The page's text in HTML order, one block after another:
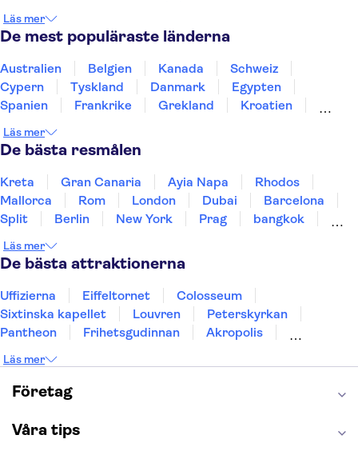
Läs mer
De mest populäraste länderna
Australien Belgien Kanada
Schweiz
Cypern
Tyskland Danmark
Egypten
Spanien
Frankrike Grekland
Kroatien
Sverige
Thailand
Läs mer
De bästa resmålen
Kreta Gran Canaria Ayia Napa
Rhodos
Mallorca
Rom London Dubai
Barcelona
Split
Berlin New York Prag
bangkok
Uppsala
Helsingborg
Läs mer
De bästa attraktionerna
Uffizierna Eiffeltornet
Colosseum
Sixtinska kapellet
Louvren
Peterskyrkan
Pantheon
Frihetsgudinnan
Akropolis
Burj Khalifa
Keukenhof
Alcatraz
Saltgruvan i Wieliczka
London Dungeon
Läs mer
Företag
Våra tips